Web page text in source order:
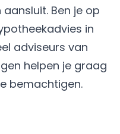
Ben je op
in
adviseurs van
helpen je graag
bemachtigen.